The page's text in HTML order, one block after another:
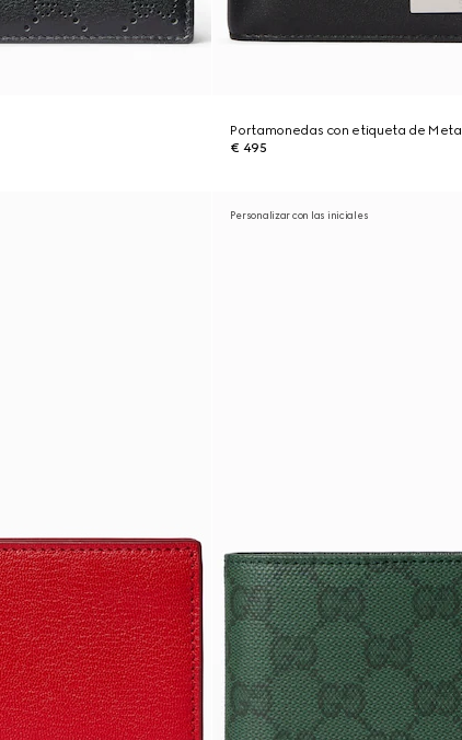
Portamonedas con etiqueta de Metal
€ 495
Personalizar con las iniciales